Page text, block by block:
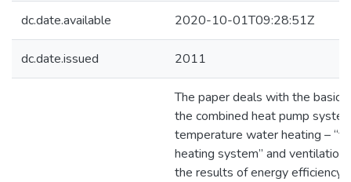
dc.date.available 2020-10-01T09:28:51Z
dc.date.issued 2011
The paper deals with the basic
the combined heat pump
temperature water heating –
heating system” and
the results of еnergy efficiency